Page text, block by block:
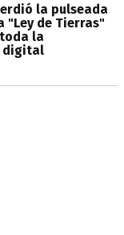
la pulseada
"Ley de Tierras"
la
digital